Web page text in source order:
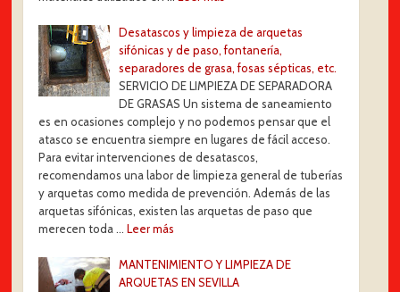
Desatascos y limpieza de arquetas
sifónicas y de paso, fontanería,
separadores de grasa, fosas sépticas, etc.
SERVICIO DE LIMPIEZA DE SEPARADORA
DE GRASAS Un sistema de saneamiento
es en ocasiones complejo y no podemos pensar que el
atasco se encuentra siempre en lugares de fácil acceso.
Para evitar intervenciones de desatascos,
recomendamos una labor de limpieza general de tuberías
y arquetas como medida de prevención. Además de las
arquetas sifónicas, existen las arquetas de paso que
merecen toda … Leer más
MANTENIMIENTO Y LIMPIEZA DE
ARQUETAS EN SEVILLA